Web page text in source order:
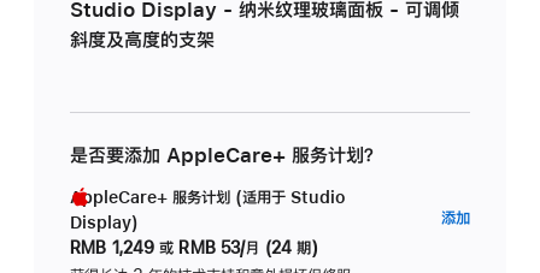
Studio Display - 纳米纹理玻璃面板 - 可调倾
斜度及高度的支架
是否要添加 AppleCare+ 服务计划？
AppleCare+ 服务计划 (适用于 Studio
Display)
RMB 1,249 或 RMB 53/月 (24 期)
添加